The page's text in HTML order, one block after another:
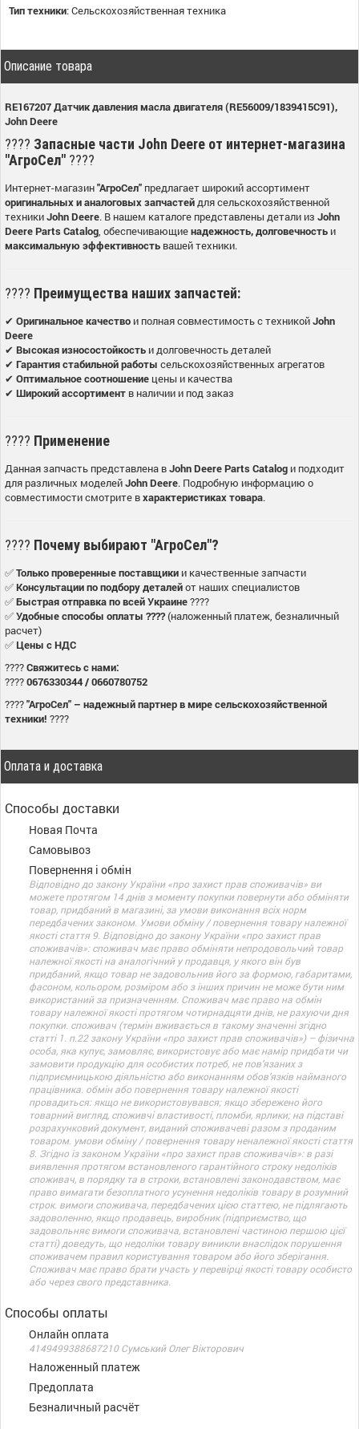
Тип техники:Сельскохозяйственная техника
Описание товара
RE167207 Датчик давления масла двигателя (RE56009/1839415C91),
John Deere
???? Запасные части John Deere от интернет-магазина
"АгроСел" ????
Интернет-магазин"АгроСел" предлагает широкий ассортимент
оригинальных и аналоговых запчастей для сельскохозяйственной
техникиJohn Deere. В нашем каталоге представлены детали из John
Deere Parts Catalog , обеспечивающиенадежность, долговечность и
максимальную эффективность вашей техники.
???? Преимущества наших запчастей:
✔ Оригинальное качество и полная совместимость с техникойJohn
Deere
✔ Высокая износостойкость и долговечность деталей
✔ Гарантия стабильной работы сельскохозяйственных агрегатов
✔ Оптимальное соотношение цены и качества
✔ Широкий ассортимент в наличии и под заказ
???? Применение
Данная запчасть представлена вJohn Deere Parts Catalog и подходит
для различных моделейJohn Deere. Подробную информацию о
совместимости смотрите вхарактеристиках товара.
???? Почему выбирают "АгроСел"?
✅Только проверенные поставщики и качественные запчасти
✅Консультации по подбору деталейот наших специалистов
✅Быстрая отправка по всей Украине????
✅Удобные способы оплаты ????(наложенный платеж, безналичный
расчет)
✅ Цены с НДС
????Свяжитесь с нами:
????0676330344 / 0660780752
????"АгроСел" – надежный партнер в мире сельскохозяйственной
техники! ????
Оплата и доставка
Способы доставки
Новая Почта
Самовывоз
Повернення і обмін
Відповідно до закону України «про захист прав споживачів» ви
можете протягом 14 днів з моменту покупки повернути або обміняти
товар, придбаний в магазині, за умови виконання всіх норм
передбачених законом. Умови обміну / повернення товару належної
якості стаття 9. Відповідно до закону України «про захист прав
споживачів»: споживач має право обміняти непродовольчий товар
належної якості на аналогічний у продавця, у якого він був
придбаний, якщо товар не задовольнив його за формою, габаритами,
фасоном, кольором, розміром або з інших причин не може бути ним
використаний за призначенням. Споживач має право на обмін
товару належної якості протягом чотирнадцяти днів, не рахуючи дня
покупки. споживач (термін вживається в такому значенні згідно
статті 1. п.22 закону України «про захист прав споживачів») – фізична
особа, яка купує, замовляє, використовує або має намір придбати чи
замовити продукцію для особистих потреб, не пов’язаних з
підприємницькою діяльністю або виконанням обов’язків найманого
працівника. обмін або повернення товару належної якості
провадиться: якщо не використовувався; якщо збережено його
товарний вигляд, споживчі властивості, пломби, ярлики; на підставі
розрахунковий документ, виданий споживачеві разом з проданим
товаром. умови обміну / повернення товару неналежної якості стаття
8. Згідно із законом України «про захист прав споживачів»: в разі
виявлення протягом встановленого гарантійного строку недоліків
споживач, в порядку та в строки, встановлені законодавством, має
право вимагати безоплатного усунення недоліків товару в розумний
строк. вимоги споживача, передбачених цією статтею, не підлягають
задоволенню, якщо продавець, виробник (підприємство, що
задовольняє вимоги споживача, встановлені частиною першою цієї
статті) доведуть, що недоліки товару виникли внаслідок порушення
споживачем правил користування товаром або його зберігання.
Споживач має право брати участь у перевірці якості товару особисто
або через свого представника.
Способы оплаты
Онлайн оплата
4149499388687210 Сумський Олег Вікторович
Наложенный платеж
Предоплата
Безналичный расчёт